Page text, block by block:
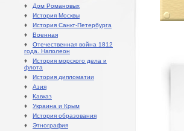
♦ Дом Романовых
♦ История Москвы
♦ История Санкт-Петербурга
♦ Военная
♦ Отечественная война 1812
года. Наполеон
♦ История морского дела и
флота
♦ История дипломатии
♦ Азия
♦ Кавказ
♦ Украина и Крым
♦ История образования
♦ Этнография